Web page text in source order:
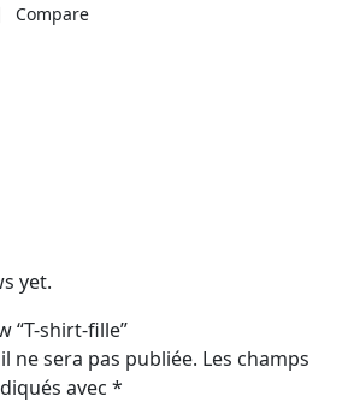
Compare
yet.
“T-shirt-fille”
ne sera pas publiée. Les champs
avec *